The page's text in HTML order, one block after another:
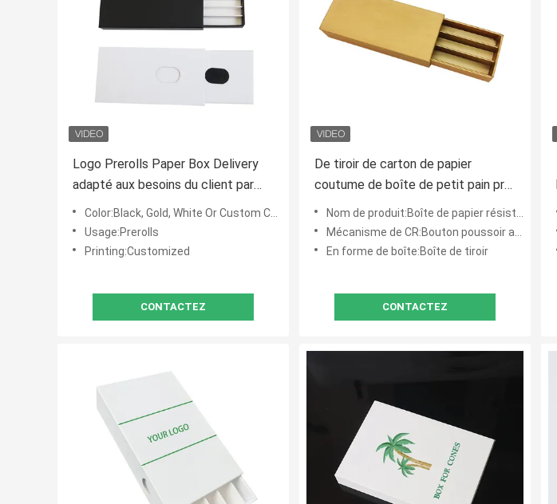
Logo Prerolls Paper Box Delivery
adapté aux besoins du client par
avion ou par bateau
Color:Black, Gold, White Or Custom Color
Usage:Prerolls
Printing:Customized
CONTACTEZ
De tiroir de carton de papier
coutume de boîte de petit pain pré
imprimée pour les cônes 3-12pcs
Nom de produit:Boîte de papier résistante de petit pain d'enfant pré
Mécanisme de CR:Bouton poussoir arrière
En forme de boîte:Boîte de tiroir
CONTACTEZ